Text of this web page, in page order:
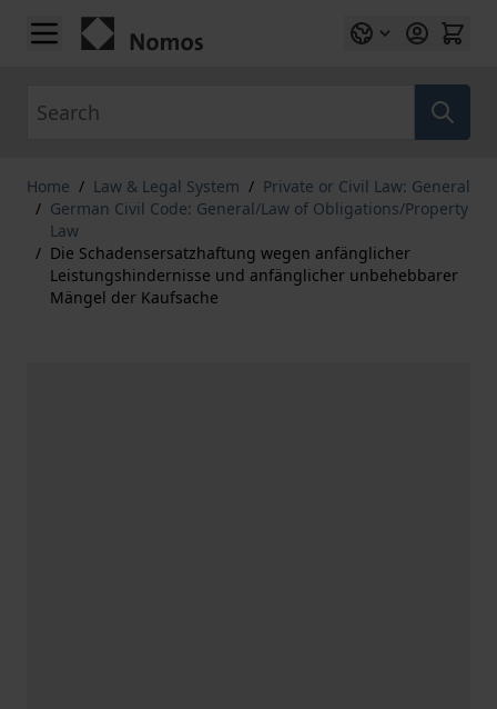
Skip to Content
Home / Law & Legal System / Private or Civil Law: General
/ German Civil Code: General/Law of Obligations/Property
Law
/ Die Schadensersatzhaftung wegen anfänglicher
Leistungshindernisse und anfänglicher unbehebbarer
Mängel der Kaufsache